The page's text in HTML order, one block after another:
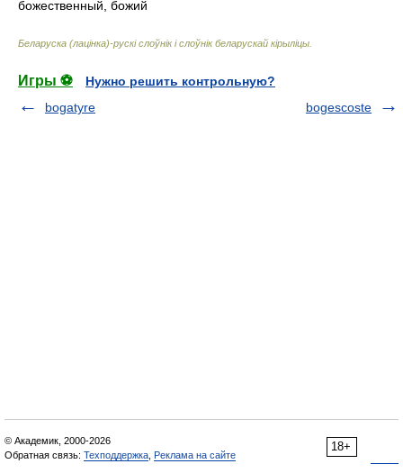
божественный, божий
Беларуска (лацінка)-рускі слоўнік і слоўнік беларускай кірыліцы
Игры ⚽
Нужно решить контрольную?
bogatyre
bogescoste
18+
© Академик, 2000-2026
Обратная связь: Техподдержка Реклама на сайте